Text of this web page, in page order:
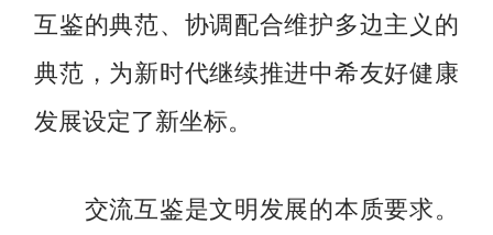
互鉴的典范、协调配合维护多边主义的
典范，为新时代继续推进中希友好健康
发展设定了新坐标。
交流互鉴是文明发展的本质要求。